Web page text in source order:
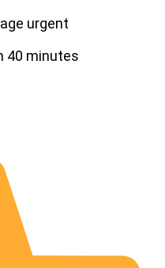
urgent
40 minutes